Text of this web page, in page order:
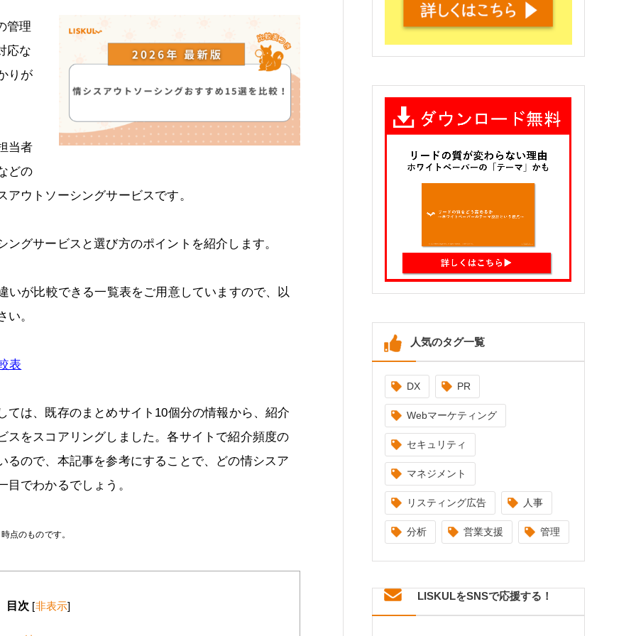
管理
応な
りが
当者
どの
ウトソーシングサービスです。
グサービスと選び方のポイントを紹介します。
いが比較できる一覧表をご用意していますので、以
。
表
は、既存のまとめサイト10個分の情報から、紹介
スをスコアリングしました。各サイトで紹介頻度の
るので、本記事を参考にすることで、どの情シスア
でわかるでしょう。
点のものです。
目次 [非表示]
人気のタグ一覧
DX PR
Webマーケティング
セキュリティ
マネジメント
リスティング広告 人事
分析 営業支援 管理
LISKULをSNSで応援する！